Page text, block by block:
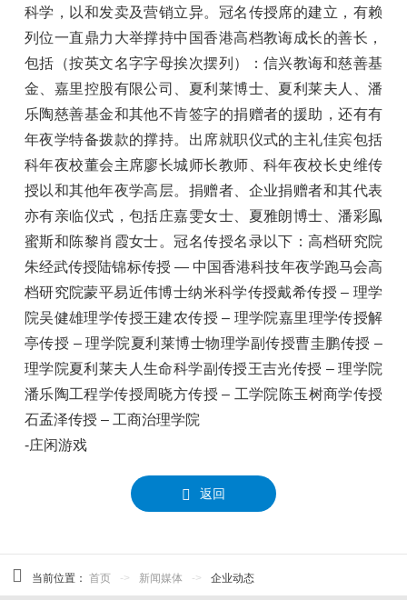
科学，以和发卖及营销立异。冠名传授席的建立，有赖
列位一直鼎力大举撑持中国香港高档教诲成长的善长，
包括（按英文名字字母挨次摆列）：信兴教诲和慈善基
金、嘉里控股有限公司、夏利莱博士、夏利莱夫人、潘
乐陶慈善基金和其他不肯签字的捐赠者的援助，还有有
年夜学特备拨款的撑持。出席就职仪式的主礼佳宾包括
科年夜校董会主席廖长城师长教师、科年夜校长史维传
授以和其他年夜学高层。捐赠者、企业捐赠者和其代表
亦有亲临仪式，包括庄嘉雯女士、夏雅朗博士、潘彩鳯
蜜斯和陈黎肖霞女士。冠名传授名录以下：高档研究院
朱经武传授陆锦标传授 — 中国香港科技年夜学跑马会高
档研究院蒙平易近伟博士纳米科学传授戴希传授 – 理学
院吴健雄理学传授王建农传授 – 理学院嘉里理学传授解
亭传授 – 理学院夏利莱博士物理学副传授曹圭鹏传授 –
理学院夏利莱夫人生命科学副传授王吉光传授 – 理学院
潘乐陶工程学传授周晓方传授 – 工学院陈玉树商学传授
石孟泽传授 – 工商治理学院
-庄闲游戏
返回
当前位置：首页 -> 新闻媒体 -> 企业动态